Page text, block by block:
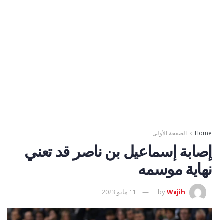
Home الصفحة الأولى
إصابة إسماعيل بن ناصر قد تعني
نهاية موسمه
byWajih 11 مايو 2023